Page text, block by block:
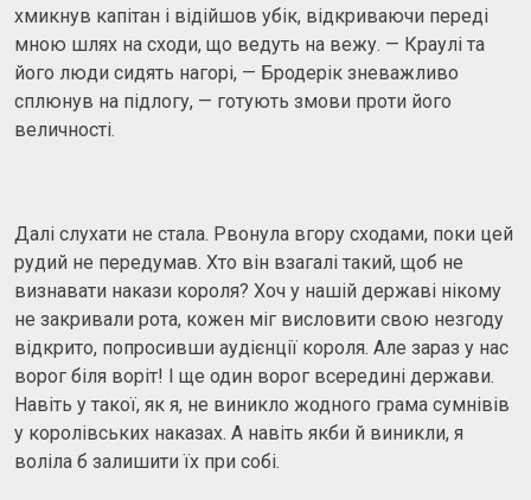
хмикнув капітан і відійшов убік, відкриваючи переді
мною шлях на сходи, що ведуть на вежу. — Краулі та
його люди сидять нагорі, — Бродерік зневажливо
сплюнув на підлогу, — готують змови проти його
величності.
Далі слухати не стала. Рвонула вгору сходами, поки цей
рудий не передумав. Хто він взагалі такий, щоб не
визнавати накази короля? Хоч у нашій державі нікому
не закривали рота, кожен міг висловити свою незгоду
відкрито, попросивши аудієнції короля. Але зараз у нас
ворог біля воріт! І ще один ворог всередині держави.
Навіть у такої, як я, не виникло жодного грама сумнівів
у королівських наказах. А навіть якби й виникли, я
воліла б залишити їх при собі.